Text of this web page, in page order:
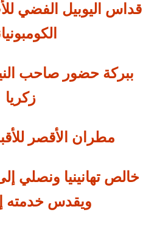
قداس اليوبيل الفضي
ببركة حضور صاحب
زكريا
مطران الأقصر
خالص تهانينيا ونصلي
ويقدس خدمته